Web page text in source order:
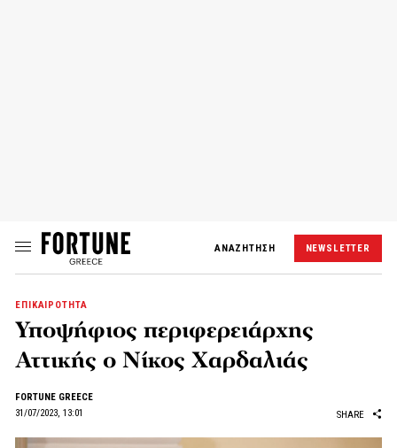
ΑΝΑΖΗΤΗΣΗ NEWSLETTER
ΕΠΙΚΑΙΡΟΤΗΤΑ
Υποψήφιος περιφερειάρχης
Αττικής ο Νίκος Χαρδαλιάς
FORTUNE GREECE
31/07/2023, 13:01
SHARE